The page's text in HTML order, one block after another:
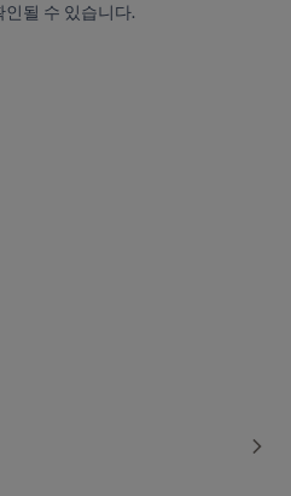
될 수 있습니다.